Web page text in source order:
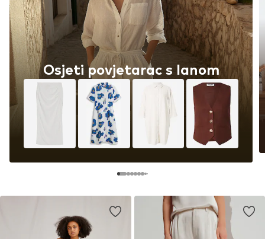
Osjeti povjetarac s lanom